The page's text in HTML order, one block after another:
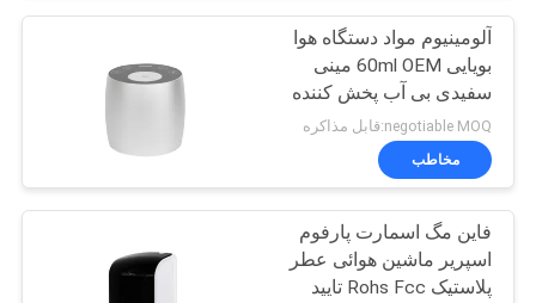
آلومینیوم مواد دستگاه هوا
بویایی 60ml OEM مینی
سفیدی بی آب پخش کننده
negotiable MOQ:قابل مذاکره
مخاطب
فاین مگ اسمارت پارفوم
اسپریر ماشین هوائی عطر
پلاستیک Rohs Fcc تایید